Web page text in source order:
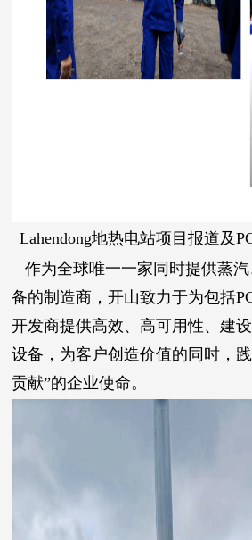
Lahendong地热电站项目报道及
作为全球唯一一家同时提供蒸
备的制造商，开山致力于为包括
开发商提供高效、高可用性、建
设备，为客户创造价值的同时，
贡献”的企业使命。